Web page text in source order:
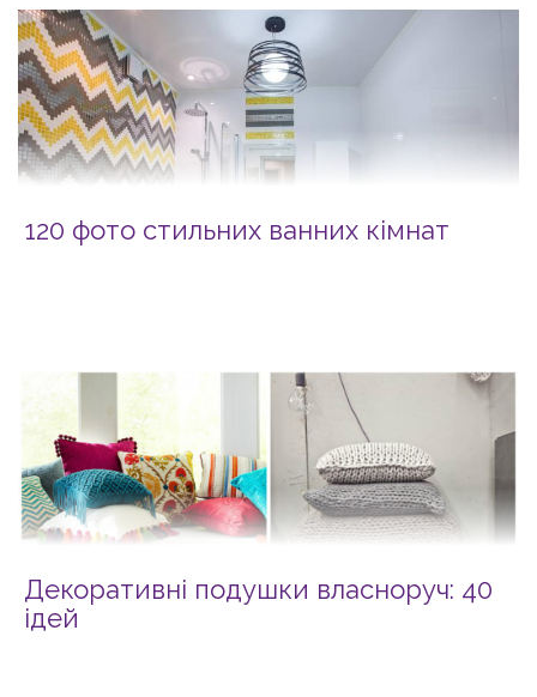
120 фото стильних ванних кімнат
Декоративні подушки власноруч: 40
ідей